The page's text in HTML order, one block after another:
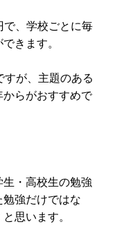
、学校ごとに毎
きます。
が、主題のある
らがおすすめで
・高校生の勉強
強だけではな
思います。